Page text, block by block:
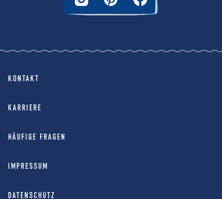
KONTAKT
KARRIERE
HÄUFIGE FRAGEN
IMPRESSUM
DATENSCHUTZ